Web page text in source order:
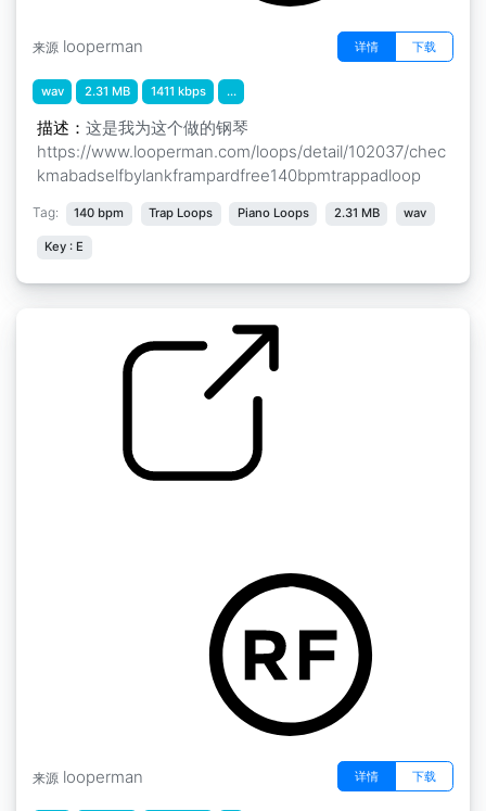
来源 looperman 详情 下载
wav 2.31 MB 1411 kbps ...
描述： 这是我为这个做的钢琴
https://www.looperman.com/loops/detail/102037/chec
kmabadselfbylankframpardfree140bpmtrappadloop
Tag: 140 bpm Trap Loops Piano Loops 2.31 MB wav
Key : E
来源 looperman 详情 下载